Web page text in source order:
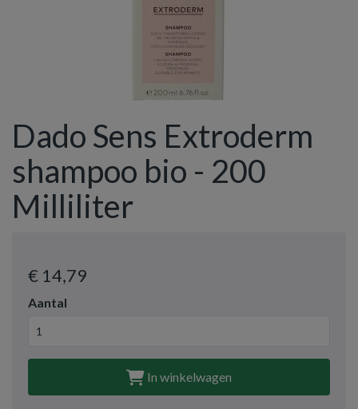
Dado Sens Extroderm
shampoo bio - 200
Milliliter
€ 14,79
Aantal
In winkelwagen